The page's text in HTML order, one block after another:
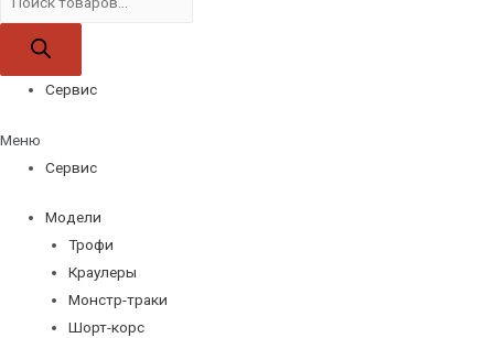
товаров
Сервис
Меню
Сервис
Модели
Трофи
Краулеры
Монстр-траки
Шорт-корс